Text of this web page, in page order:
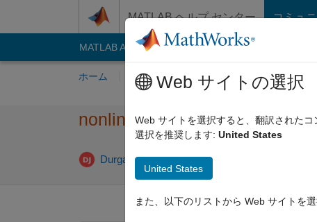
MATLAB ヘルプ センター コミュ
MATLAB Answers File Exchange
ホーム 質問する 回答 閲覧 MATLAB
nonlinear bode plot to linear
Durga srinivasu Jarajapu
Web サイトの選択
Web サイトを選択すると、翻訳された
選択を推奨します: United States
United States
また、以下のリストから Web サイトを